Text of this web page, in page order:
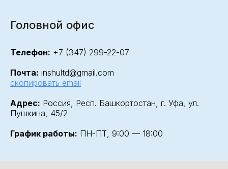
Головной офис
Телефон: +7 (347) 299-22-07
Почта: inshultd@gmail.com
скопировать email
Адрес: Россия, Респ. Башкортостан, г. Уфа, ул.
Пушкина, 45/2
График работы: ПН-ПТ, 9:00 — 18:00